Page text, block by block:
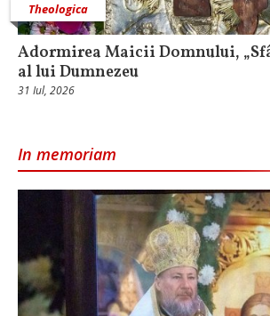
Theologica
Adormirea Maicii Domnului,
al lui Dumnezeu
31 Iul, 2026
In memoriam